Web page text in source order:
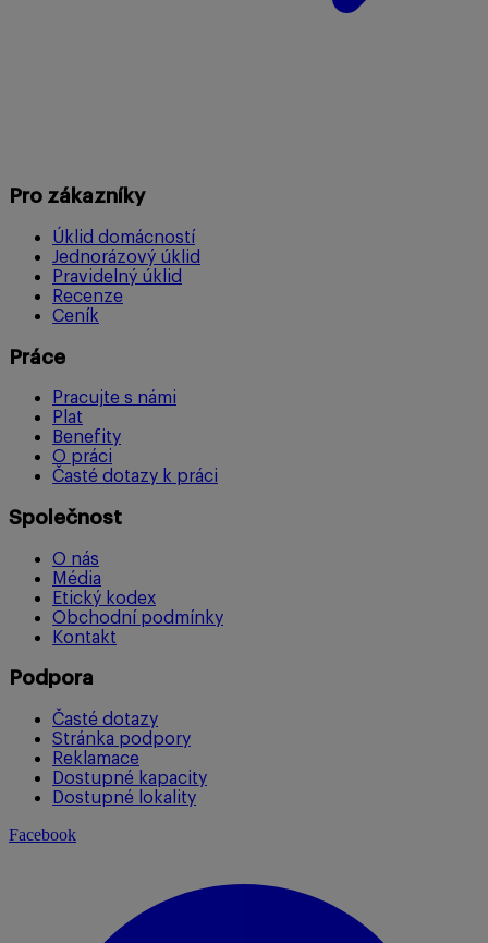
Pro zákazníky
Úklid domácností
Jednorázový úklid
Pravidelný úklid
Recenze
Ceník
Práce
Pracujte s námi
Plat
Benefity
O práci
Časté dotazy k práci
Společnost
O nás
Média
Etický kodex
Obchodní podmínky
Kontakt
Podpora
Časté dotazy
Stránka podpory
Reklamace
Dostupné kapacity
Dostupné lokality
Facebook